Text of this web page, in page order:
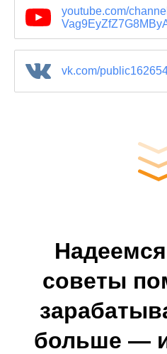
youtube.com/
vk.com/
советы
больше —